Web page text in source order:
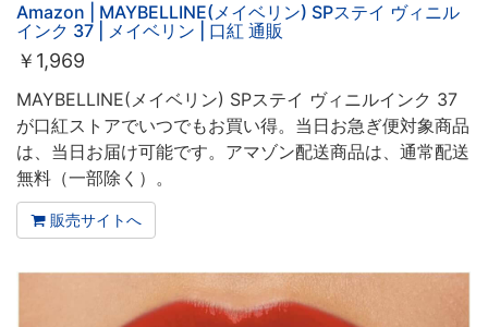
Amazon | MAYBELLINE(メイベリン) SPステイ ヴィニル
インク 37 | メイベリン | 口紅 通販
￥ 1,969
MAYBELLINE(メイベリン) SPステイ ヴィニルインク 37
が口紅ストアでいつでもお買い得。当日お急ぎ便対象商品
は、当日お届け可能です。アマゾン配送商品は、通常配送
無料（一部除く）。
販売サイトへ